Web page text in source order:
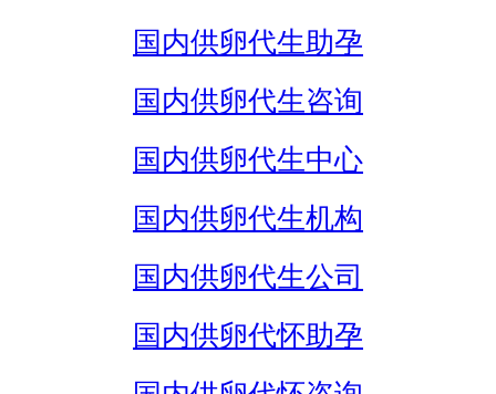
国内供卵代生助孕
国内供卵代生咨询
国内供卵代生中心
国内供卵代生机构
国内供卵代生公司
国内供卵代怀助孕